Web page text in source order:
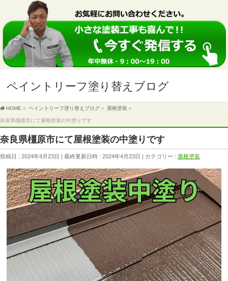
ペイントリーフ塗り替えブログ
HOME » ペイントリーフ塗り替えブログ » 屋根塗装 »
奈良県橿原市にて屋根塗装の中塗りです
奈良県橿原市にて屋根塗装の中塗りです
投稿日 : 2024年4月23日 最終更新日時 : 2024年4月23日 カテゴリー : 屋根塗装